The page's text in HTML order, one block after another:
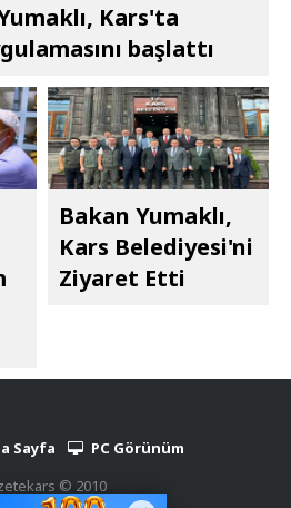
Kars'ta
başlattı
Bakan Yumaklı,
Kars Belediyesi'ni
Ziyaret Etti
Sayfa
PC Görünüm
© 2010